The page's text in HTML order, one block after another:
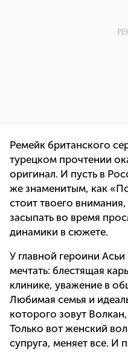
Ремейк британского
турецком прочтении
оригинал. И пусть в
же знаменитым, как
стоит твоего
засыпать во время
динамики в сюжете.
У главной героини
мечтать: блестящая
клинике, уважение в
Любимая семья и
которого зовут
Только вот женский
супруга, меняет все. И